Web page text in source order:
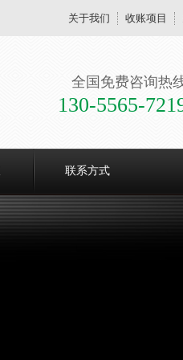
关于我们 收账项目
全国免费咨询热
130-5565-
联系方式